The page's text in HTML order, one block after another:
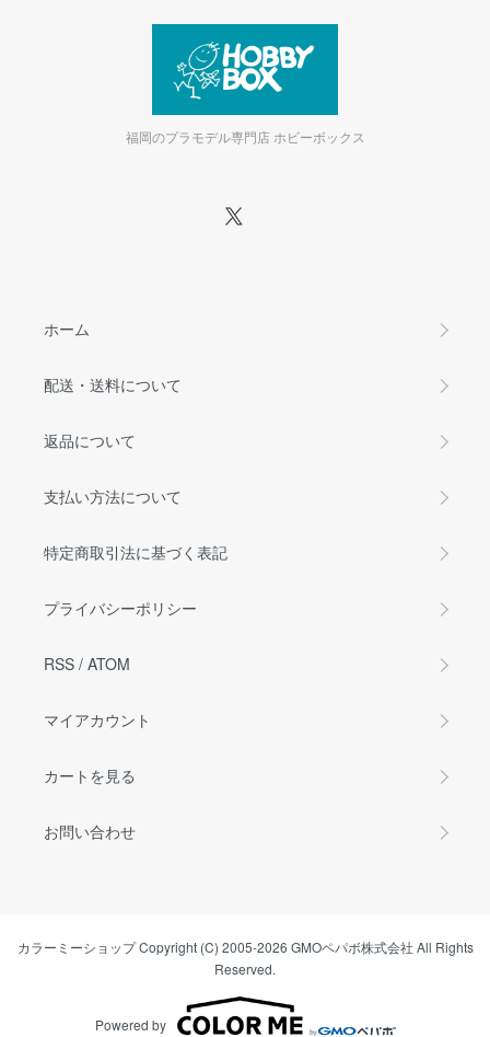
福岡のプラモデル専門店 ホビーボックス
ホーム
配送・送料について
返品について
支払い方法について
特定商取引法に基づく表記
プライバシーポリシー
RSS / ATOM
マイアカウント
カートを見る
お問い合わせ
カラーミーショップCopyright (C) 2005-2026 GMOペパボ株式会社 All Rights
Reserved.
Powered by